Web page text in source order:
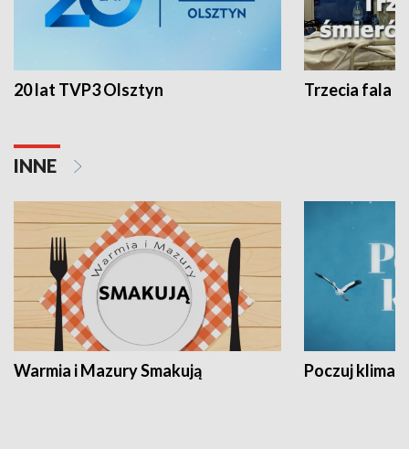
20 lat TVP3 Olsztyn Trzecia fala -
INNE
Warmia i Mazury Smakują Poczuj klimat